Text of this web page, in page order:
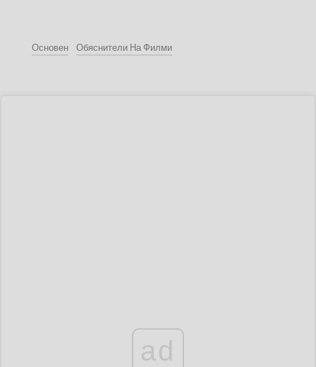
Основен Обяснители На Филми
ad